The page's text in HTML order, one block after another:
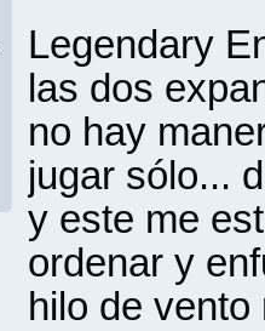
Legendary
las dos
no hay
jugar sólo...
y este me
ordenar y
hilo de vento